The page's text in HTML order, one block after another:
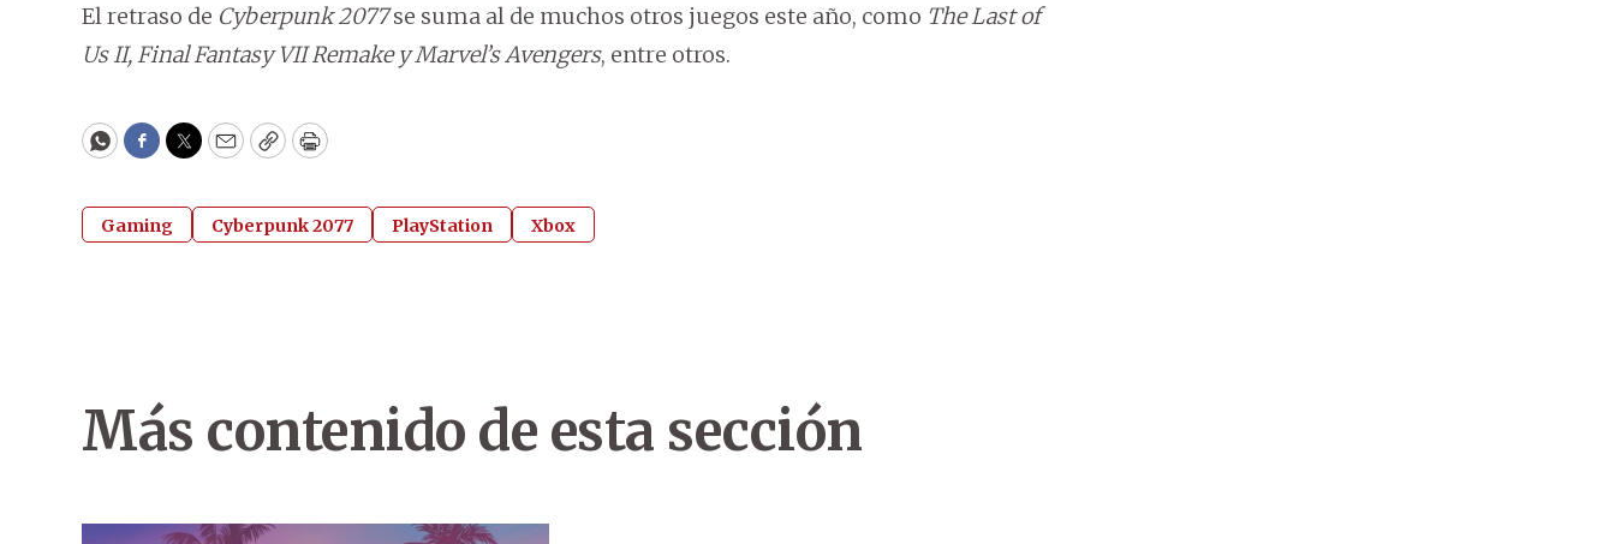
El retraso de Cyberpunk 2077se suma al de muchos otros juegos este año, como The Last of
Us II, Final Fantasy VII Remake y Marvel’s Avengers, entre otros.
WhatsApp
Facebook
Twitter
EmailCopyPrint
Gaming Cyberpunk 2077 PlayStation Xbox
Más contenido de esta sección